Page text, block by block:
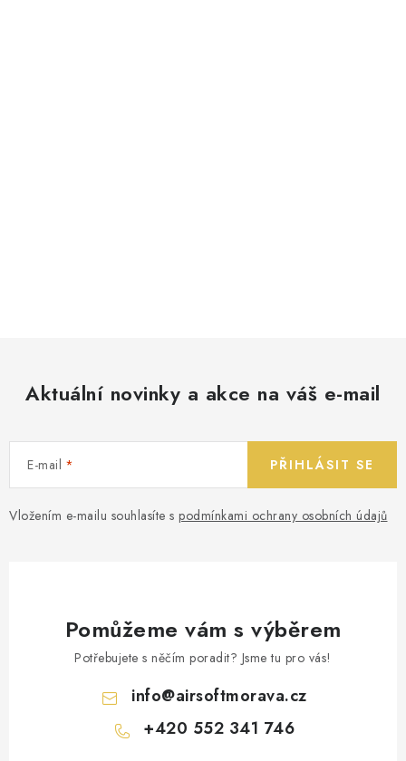
Aktuální novinky a akce na váš e-mail
E-mail
Vložením e-mailu souhlasíte s podmínkami ochrany osobních údajů
PŘIHLÁSIT SE
Pomůžeme vám s výběrem
Potřebujete s něčím poradit? Jsme tu pro vás!
info@airsoftmorava.cz
+420 552 341 746